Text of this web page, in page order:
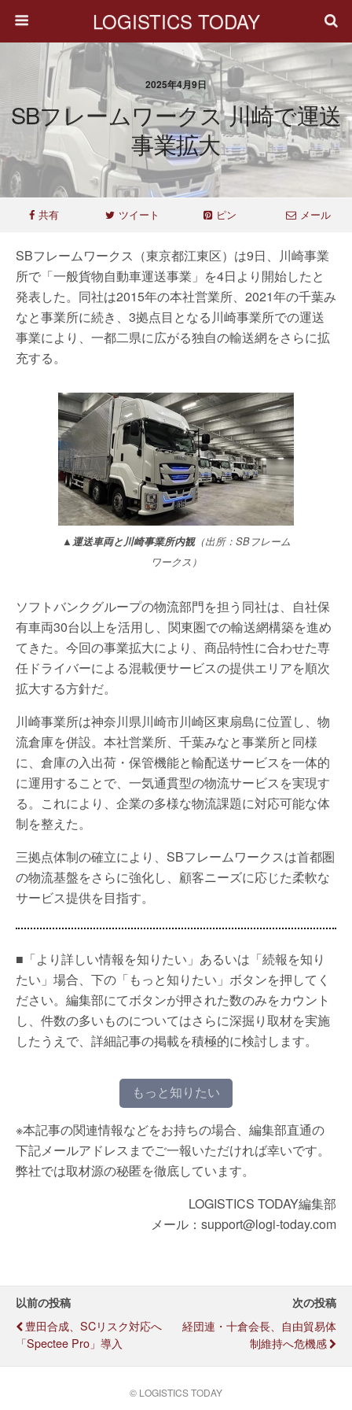
LOGISTICS TODAY
2025年4月9日
SBフレームワークス 川崎で運送
事業拡大
共有 ツイート ピン メール
SBフレームワークス（東京都江東区）は9日、川崎事業
所で「一般貨物自動車運送事業」を4日より開始したと
発表した。同社は2015年の本社営業所、2021年の千葉み
なと事業所に続き、3拠点目となる川崎事業所での運送
事業により、一都二県に広がる独自の輸送網をさらに拡
充する。
▲運送車両と川崎事業所内観（出所：SBフレーム
ワークス）
ソフトバンクグループの物流部門を担う同社は、自社保
有車両30台以上を活用し、関東圏での輸送網構築を進め
てきた。今回の事業拡大により、商品特性に合わせた専
任ドライバーによる混載便サービスの提供エリアを順次
拡大する方針だ。
川崎事業所は神奈川県川崎市川崎区東扇島に位置し、物
流倉庫を併設。本社営業所、千葉みなと事業所と同様
に、倉庫の入出荷・保管機能と輸配送サービスを一体的
に運用することで、一気通貫型の物流サービスを実現す
る。これにより、企業の多様な物流課題に対応可能な体
制を整えた。
三拠点体制の確立により、SBフレームワークスは首都圏
の物流基盤をさらに強化し、顧客ニーズに応じた柔軟な
サービス提供を目指す。
■「より詳しい情報を知りたい」あるいは「続報を知り
たい」場合、下の「もっと知りたい」ボタンを押してく
ださい。編集部にてボタンが押された数のみをカウント
し、件数の多いものについてはさらに深掘り取材を実施
したうえで、詳細記事の掲載を積極的に検討します。
もっと知りたい
※本記事の関連情報などをお持ちの場合、編集部直通の
下記メールアドレスまでご一報いただければ幸いです。
弊社では取材源の秘匿を徹底しています。
LOGISTICS TODAY編集部
メール：support@logi-today.com
以前の投稿
豊田合成、SCリスク対応へ
「Spectee Pro」導入
次の投稿
経団連・十倉会長、自由貿易体
制維持へ危機感
© LOGISTICS TODAY